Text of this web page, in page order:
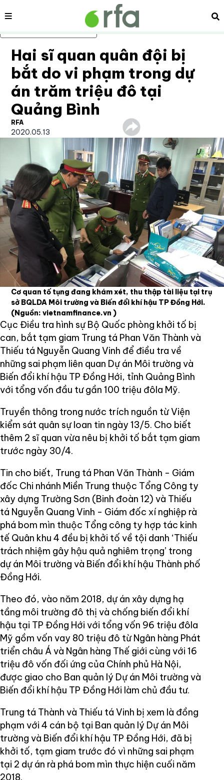
Bỏ qua nội dung chính
Nội dung
Hai sĩ quan quân đội bị
bắt do vi phạm trong dự
án trăm triệu đô tại
Quảng Bình
RFA
2020.05.13
Cơ quan tố tụng đang khám xét, thu thập tài liệu tại trụ
sở BQLDA Môi trường và Biến đổi khí hậu TP Đồng Hới.
(Nguồn: vietnamfinance.vn )
Cục Điều tra hình sự Bộ Quốc phòng khởi tố bị
can, bắt tạm giam Trung tá Phan Văn Thành và
Thiếu tá Nguyễn Quang Vinh để điều tra về
những sai phạm liên quan Dự án Môi trường và
Biến đổi khí hậu TP Đồng Hới, tỉnh Quảng Bình
với tổng vốn đầu tư gần 100 triệu đôla Mỹ.
Truyền thông trong nước trích nguồn từ Viện
kiểm sát quân sự loan tin ngày 13/5. Cho biết
thêm 2 sĩ quan vừa nêu bị khởi tố bắt tạm giam
trước ngày 30/4.
Tin cho biết, Trung tá Phan Văn Thành - Giám
đốc Chi nhánh Miền Trung thuộc Tổng Công ty
xây dựng Trường Sơn (Binh đoàn 12) và Thiếu
tá Nguyễn Quang Vinh - Giám đốc xí nghiệp rà
phá bom mìn thuộc Tổng công ty hợp tác kinh
tế Quân khu 4 đều bị khởi tố về tội danh ‘Thiếu
trách nhiệm gây hậu quả nghiêm trọng’ trong
dự án Môi trường và Biến đổi khí hậu Thành phố
Đồng Hới.
Theo đó, vào năm 2018, dự án xây dựng hạ
tầng môi trường đô thị và chống biến đổi khí
hậu tại TP Đồng Hới với tổng vốn 96 triệu đôla
Mỹ gồm vốn vay 80 triệu đô từ Ngân hàng Phát
triển châu Á và Ngân hàng Thế giới cùng với 16
triệu đô vốn đối ứng của Chính phủ Hà Nội,
được giao cho Ban quản lý Dự án Môi trường và
Biến đổi khí hậu TP Đồng Hới làm chủ đầu tư.
Trung tá Thành và Thiếu tá Vinh bị xem là đồng
phạm với 4 cán bộ tại Ban quản lý Dự án Môi
trường và Biến đổi khí hậu TP Đồng Hới, đã bị
khởi tố, tạm giam trước đó vì những sai phạm
tại 2 dự án rà phá bom mìn thực hiện cuối năm
2018.